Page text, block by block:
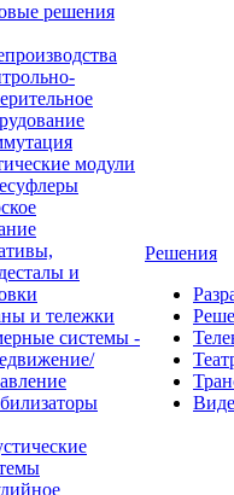
решения
модули
и
и тележки
системы -
Решения